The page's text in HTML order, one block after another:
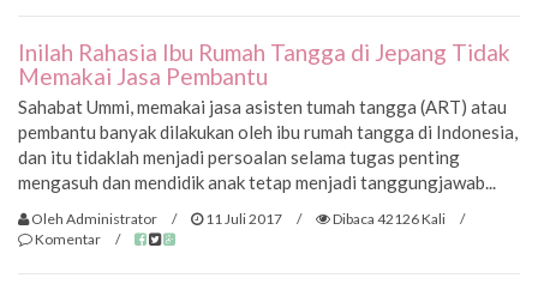
Inilah Rahasia Ibu Rumah Tangga di Jepang Tidak
Memakai Jasa Pembantu
Sahabat Ummi, memakai jasa asisten tumah tangga (ART) atau
pembantu banyak dilakukan oleh ibu rumah tangga di Indonesia,
dan itu tidaklah menjadi persoalan selama tugas penting
mengasuh dan mendidik anak tetap menjadi tanggungjawab...
Oleh Administrator / 11 Juli 2017 / Dibaca 42126 Kali
/
Komentar
/